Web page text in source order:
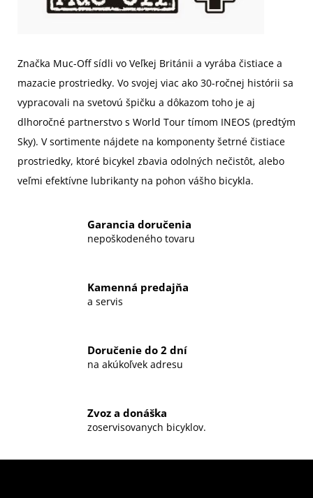
Značka Muc-Off sídli vo Veľkej Británii a vyrába čistiace a
mazacie prostriedky. Vo svojej viac ako 30-ročnej histórii sa
vypracovali na svetovú špičku a dôkazom toho je aj
dlhoročné partnerstvo s World Tour tímom INEOS (predtým
Sky). V sortimente nájdete na komponenty šetrné čistiace
prostriedky, ktoré bicykel zbavia odolných nečistôt, alebo
veľmi efektívne lubrikanty na pohon vášho bicykla.
Garancia doručenia
nepoškodeného tovaru
Kamenná predajňa
a servis
Doručenie do 2 dní
na akúkoľvek adresu
Zvoz a donáška
zoservisovanych bicyklov.